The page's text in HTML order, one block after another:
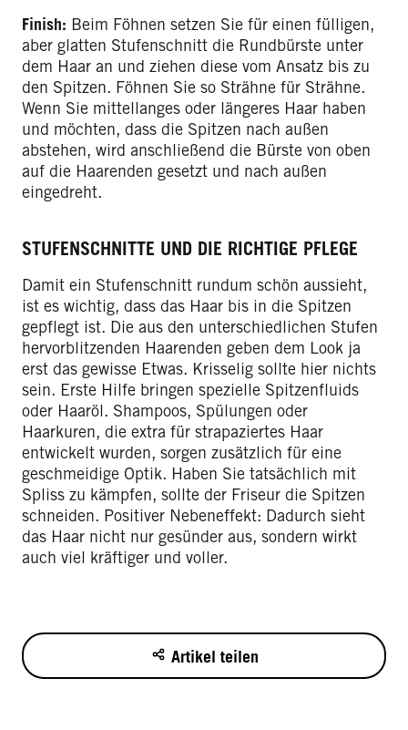
Finish: Beim Föhnen setzen Sie für einen fülligen,
aber glatten Stufenschnitt die Rundbürste unter
dem Haar an und ziehen diese vom Ansatz bis zu
den Spitzen. Föhnen Sie so Strähne für Strähne.
Wenn Sie mittellanges oder längeres Haar haben
und möchten, dass die Spitzen nach außen
abstehen, wird anschließend die Bürste von oben
auf die Haarenden gesetzt und nach außen
eingedreht.
STUFENSCHNITTE UND DIE RICHTIGE PFLEGE
Damit ein Stufenschnitt rundum schön aussieht,
ist es wichtig, dass das Haar bis in die Spitzen
gepflegt ist. Die aus den unterschiedlichen Stufen
hervorblitzenden Haarenden geben dem Look ja
erst das gewisse Etwas. Krisselig sollte hier nichts
sein. Erste Hilfe bringen spezielle Spitzenfluids
oder Haaröl. Shampoos, Spülungen oder
Haarkuren, die extra für strapaziertes Haar
entwickelt wurden, sorgen zusätzlich für eine
geschmeidige Optik. Haben Sie tatsächlich mit
Spliss zu kämpfen, sollte der Friseur die Spitzen
schneiden. Positiver Nebeneffekt: Dadurch sieht
das Haar nicht nur gesünder aus, sondern wirkt
auch viel kräftiger und voller.
Artikel teilen